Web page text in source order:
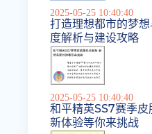
2025-05-25 10:40:40
打造理想都市的梦
度解析与建设攻略
2025-05-25 10:40:40
和平精英SS7赛季
新体验等你来挑战